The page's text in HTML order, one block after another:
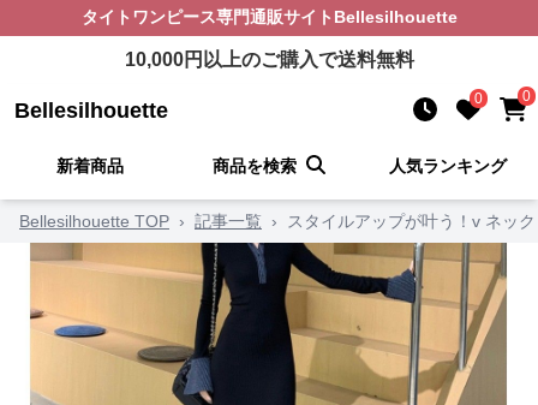
タイトワンピース専門通販サイト Bellesilhouette
10,000円以上のご購入で送料無料
Bellesilhouette 0 0
新着商品 商品を検索 人気ランキング
Bellesilhouette TOP › 記事一覧 › スタイルアップが叶う！v ネッ